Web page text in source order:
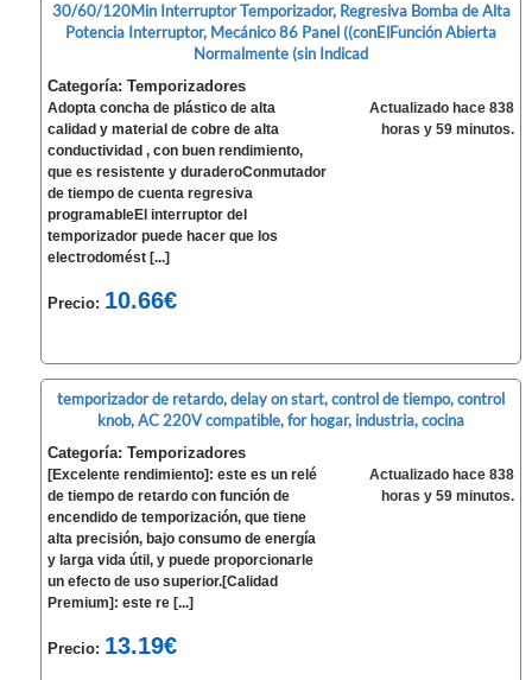
30/60/120Min Interruptor Temporizador, Regresiva Bomba de Alta
Potencia Interruptor, Mecánico 86 Panel ((conElFunción Abierta
Normalmente (sin Indicad
Categoría: Temporizadores
Adopta concha de plástico de alta
calidad y material de cobre de alta
conductividad , con buen rendimiento,
que es resistente y duraderoConmutador
de tiempo de cuenta regresiva
programableEl interruptor del
temporizador puede hacer que los
electrodomést [...]
Precio: 10.66€
Actualizado hace 838
horas y 59 minutos.
temporizador de retardo, delay on start, control de tiempo, control
knob, AC 220V compatible, for hogar, industria, cocina
Categoría: Temporizadores
[Excelente rendimiento]: este es un relé
de tiempo de retardo con función de
encendido de temporización, que tiene
alta precisión, bajo consumo de energía
y larga vida útil, y puede proporcionarle
un efecto de uso superior.[Calidad
Premium]: este re [...]
Precio: 13.19€
Actualizado hace 838
horas y 59 minutos.